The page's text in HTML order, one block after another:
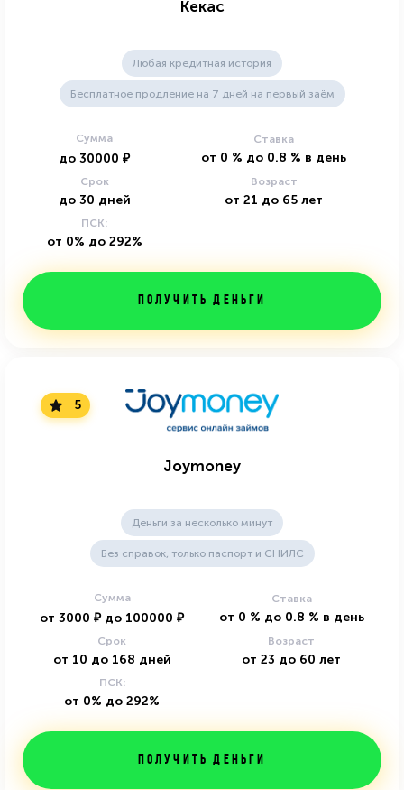
Кекас
Любая кредитная история
Бесплатное продление на 7 дней на первый заём
Сумма
до 30000 ₽
Ставка
от 0 % до 0.8 % в день
Срок
до 30 дней
Возраст
от 21 до 65 лет
ПСК:
от 0% до 292%
Получить деньги
5
Joymoney
Деньги за несколько минут
Без справок, только паспорт и СНИЛС
Сумма
от 3000 ₽ до 100000 ₽
Ставка
от 0 % до 0.8 % в день
Срок
от 10 до 168 дней
Возраст
от 23 до 60 лет
ПСК:
от 0% до 292%
Получить деньги